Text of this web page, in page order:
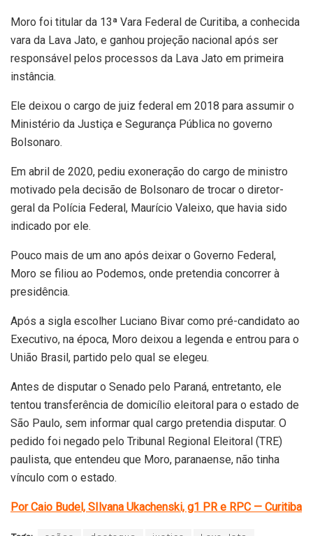
Moro foi titular da 13ª Vara Federal de Curitiba, a conhecida
vara da Lava Jato, e ganhou projeção nacional após ser
responsável pelos processos da Lava Jato em primeira
instância.
Ele deixou o cargo de juiz federal em 2018 para assumir o
Ministério da Justiça e Segurança Pública no governo
Bolsonaro.
Em abril de 2020, pediu exoneração do cargo de ministro
motivado pela decisão de Bolsonaro de trocar o diretor-
geral da Polícia Federal, Maurício Valeixo, que havia sido
indicado por ele.
Pouco mais de um ano após deixar o Governo Federal,
Moro se filiou ao Podemos, onde pretendia concorrer à
presidência.
Após a sigla escolher Luciano Bivar como pré-candidato ao
Executivo, na época, Moro deixou a legenda e entrou para o
União Brasil, partido pelo qual se elegeu.
Antes de disputar o Senado pelo Paraná, entretanto, ele
tentou transferência de domicílio eleitoral para o estado de
São Paulo, sem informar qual cargo pretendia disputar. O
pedido foi negado pelo Tribunal Regional Eleitoral (TRE)
paulista, que entendeu que Moro, paranaense, não tinha
vínculo com o estado.
Por Caio Budel, SIlvana Ukachenski, g1 PR e RPC — Curitiba